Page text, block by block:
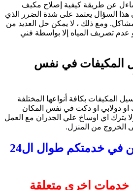
عن طريقة كيفية إصلاح مكيف
هذا السؤال يعتمد على شدة الضرر الذي
ومع ذلك ، لا يمكن حل العديد من
عدم تصريف المياه إلا بواسطة فني
المكيفات في نفس
المكيفات بكافة أنواعها المختلفة
دولابي او دكت في نفس المكان
يترك اي اوساخ علي الجدران مع العمل
الخروج من المنزل.
اتصل الان نحن في خدمتكم طوال ال24
خدمات اخري متعلقة